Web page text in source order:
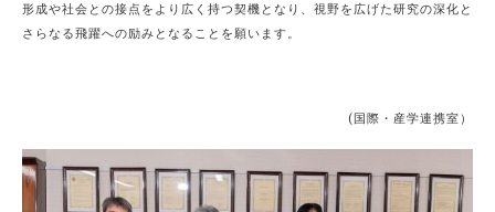
形成や社会との接点をより広く持つ契機となり、視野を広げた研究の深化と
さらなる飛躍への励みとなることを願います。
(国際・産学連携室）